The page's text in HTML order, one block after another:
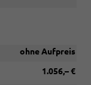
ohne Aufpreis
1.056,– €